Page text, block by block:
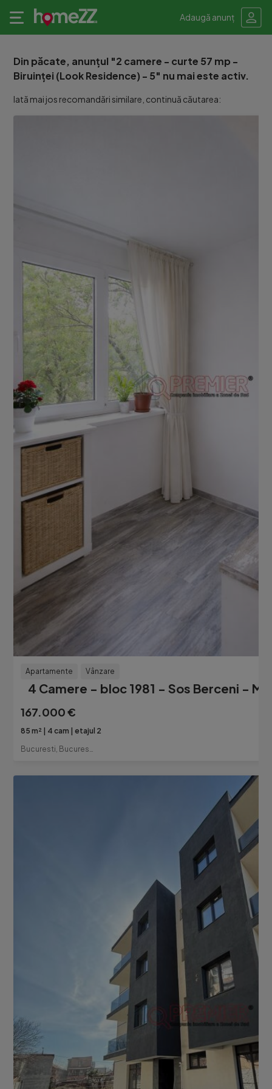
Adaugă anunț
Din păcate, anunțul "2 camere - curte 57 mp -
Biruinței (Look Residence) - 5" nu mai este activ.
Iată mai jos recomandări similare, continuă căutarea:
Apartamente Vânzare
4 Camere - bloc 1981 - Sos Berceni -
167.000 €
85 m² 4 cam
etajul 2